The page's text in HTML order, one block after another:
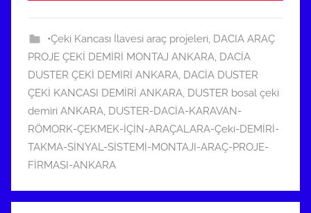
t
a
r
i
h
i
n
d
g
•Çeki Kancası İlavesi araç projeleri, DACIA ARAÇ
PROJE ÇEKİ DEMİRİ MONTAJ ANKARA, DACİA
DUSTER ÇEKİ DEMİRİ ANKARA, DACİA DUSTER
ÇEKİ KANCASI DEMİRİ ANKARA, DUSTER bosal çeki
demiri ANKARA, DUSTER-DACİA-KARAVAN-
RÖMORK-ÇEKMEK-İÇİN-ARAÇALARA-Çeki-DEMİRİ-
TAKMA-SİNYAL-SİSTEMİ-MONTAJI-ARAÇ-PROJE-
FİRMASI-ANKARA